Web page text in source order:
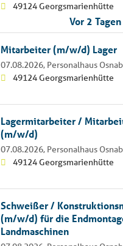
49124 Georgsmarienhütte
Vor 2
Mitarbeiter (m/w/d) Lager
07.08.2026, Personalhaus
49124 Georgsmarienhütte
Lagermitarbeiter /
(m/w/d)
07.08.2026, Personalhaus
49124 Georgsmarienhütte
Schweißer /
(m/w/d) für die
Landmaschinen